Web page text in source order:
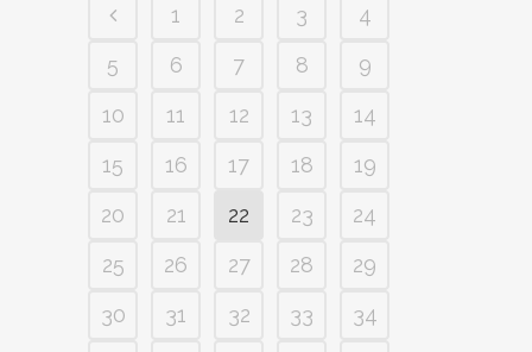
1 2 3
4
5
6 7 8
9
10
11 12 13
14
15
16 17 18
19
20
21 22 23
24
25
26 27 28
29
30
31 32 33
34